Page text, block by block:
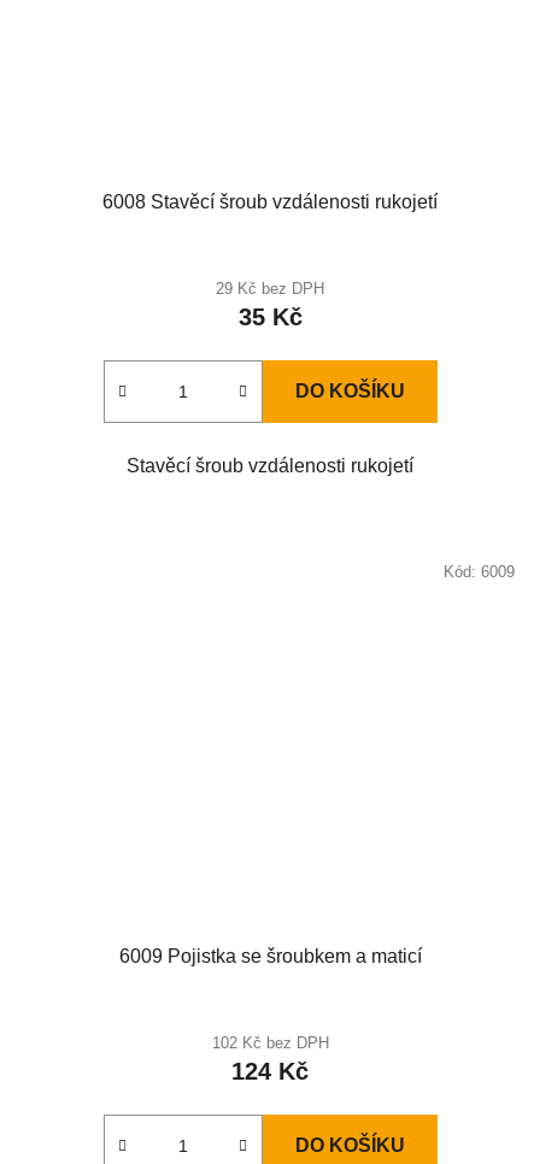
6008 Stavěcí šroub vzdálenosti rukojetí
29 Kč bez DPH
35 Kč
DO KOŠÍKU
Stavěcí šroub vzdálenosti rukojetí
6009 Pojistka se šroubkem a maticí
102 Kč bez DPH
124 Kč
DO KOŠÍKU
Kód: 6009